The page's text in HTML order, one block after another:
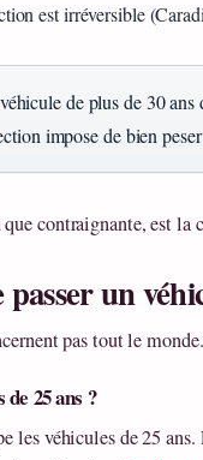
est irréversible
de plus de 30
impose de bien
contraignante, est
passer un
pas tout le
25 ans ?
les véhicules de 25